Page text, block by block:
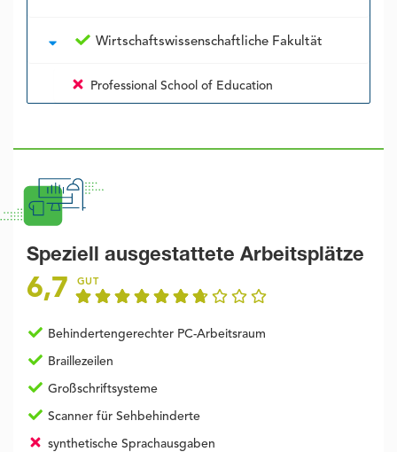
Wirtschaftswissenschaftliche Fakultät
Professional School of Education
Speziell ausgestattete Arbeitsplätze
6,7 GUT
Behindertengerechter PC-Arbeitsraum
Braillezeilen
Großschriftsysteme
Scanner für Sehbehinderte
synthetische Sprachausgaben